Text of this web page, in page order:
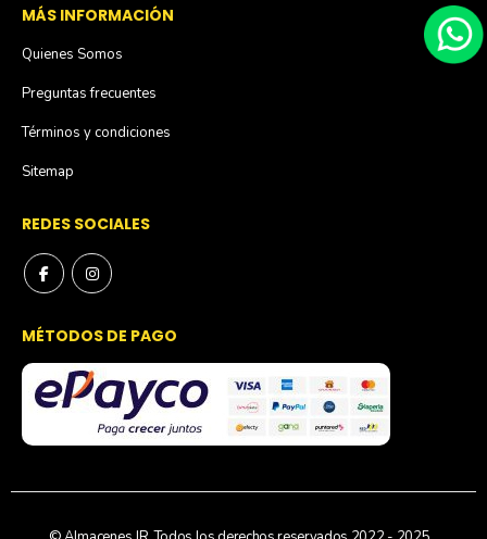
MÁS INFORMACIÓN
Quienes Somos
Preguntas frecuentes
Términos y condiciones
Sitemap
REDES SOCIALES
MÉTODOS DE PAGO